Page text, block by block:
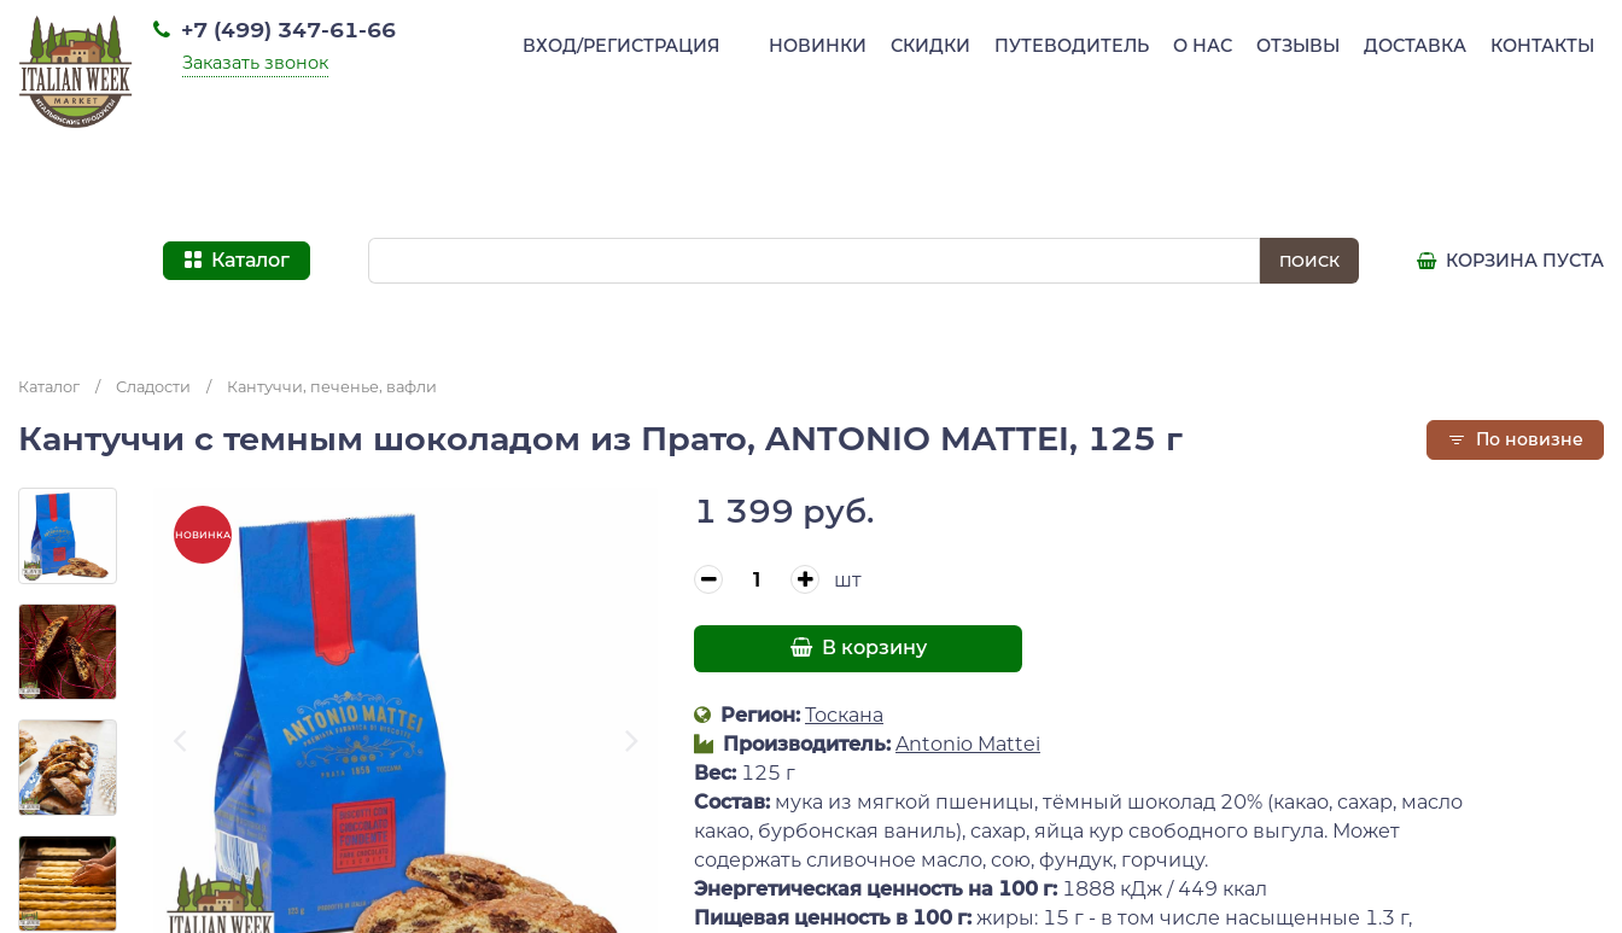
НОВИНКИ СКИДКИ ПУТЕВОДИТЕЛЬ О НАС ОТЗЫВЫ ДОСТАВКА КОНТАКТЫ
+7 (499) 347-61-66
Заказать звонок
ВХОД/РЕГИСТРАЦИЯ
Каталог КОРЗИНА ПУСТА
Каталог / Сладости / Кантуччи, печенье, вафли
Кантуччи с темным шоколадом из Прато, ANTONIO MATTEI, 125 г
НОВИНКА
1 399 руб.
шт
В корзину
Регион: Тоскана
Производитель: Antonio Mattei
Вес: 125 г
Состав: мука из мягкой пшеницы, тёмный шоколад 20% (какао, сахар, масло
какао, бурбонская ваниль), сахар, яйца кур свободного выгула. Может
содержать сливочное масло, сою, фундук, горчицу.
Энергетическая ценность на 100 г: 1888 кДж / 449 ккал
Пищевая ценность в 100 г: жиры: 15 г - в том числе насыщенные 1.3 г,
По новизне